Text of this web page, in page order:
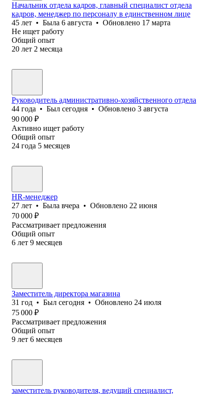
Начальник отдела кадров, главный специалист отдела
кадров, менеджер по персоналу в единственном лице
45 лет • Была 6 августа • Обновлено 17 марта
Не ищет работу
Общий опыт
20 лет 2 месяца
Руководитель административно-хозяйственного отдела
44 года • Был сегодня • Обновлено 3 августа
90 000 ₽
Активно ищет работу
Общий опыт
24 года 5 месяцев
HR-менеджер
27 лет • Была вчера • Обновлено 22 июня
70 000 ₽
Рассматривает предложения
Общий опыт
6 лет 9 месяцев
Заместитель директора магазина
31 год • Был сегодня • Обновлено 24 июля
75 000 ₽
Рассматривает предложения
Общий опыт
9 лет 6 месяцев
заместитель руководителя, ведущий специалист,